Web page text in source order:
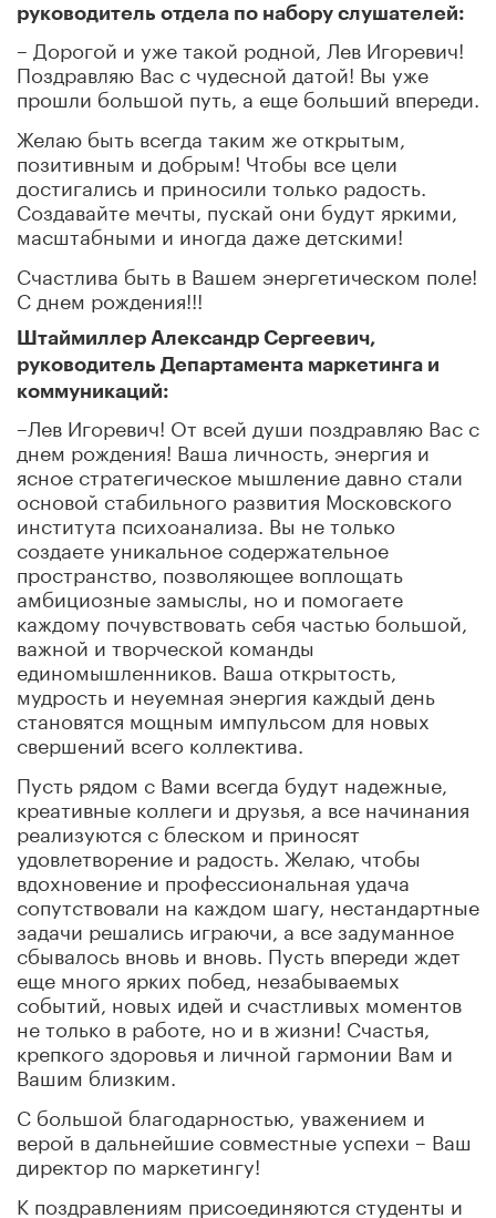
руководитель отдела по набору слушателей:
– Дорогой и уже такой родной, Лев Игоревич!
Поздравляю Вас с чудесной датой! Вы уже
прошли большой путь, а еще больший впереди.
Желаю быть всегда таким же открытым,
позитивным и добрым! Чтобы все цели
достигались и приносили только радость.
Создавайте мечты, пускай они будут яркими,
масштабными и иногда даже детскими!
Счастлива быть в Вашем энергетическом поле!
С днем рождения!!!
Штаймиллер Александр Сергеевич,
руководитель Департамента маркетинга и
коммуникаций:
–Лев Игоревич! От всей души поздравляю Вас с
днем рождения! Ваша личность, энергия и
ясное стратегическое мышление давно стали
основой стабильного развития Московского
института психоанализа. Вы не только
создаете уникальное содержательное
пространство, позволяющее воплощать
амбициозные замыслы, но и помогаете
каждому почувствовать себя частью большой,
важной и творческой команды
единомышленников. Ваша открытость,
мудрость и неуемная энергия каждый день
становятся мощным импульсом для новых
свершений всего коллектива.
Пусть рядом с Вами всегда будут надежные,
креативные коллеги и друзья, а все начинания
реализуются с блеском и приносят
удовлетворение и радость. Желаю, чтобы
вдохновение и профессиональная удача
сопутствовали на каждом шагу, нестандартные
задачи решались играючи, а все задуманное
сбывалось вновь и вновь. Пусть впереди ждет
еще много ярких побед, незабываемых
событий, новых идей и счастливых моментов
не только в работе, но и в жизни! Счастья,
крепкого здоровья и личной гармонии Вам и
Вашим близким.
С большой благодарностью, уважением и
верой в дальнейшие совместные успехи – Ваш
директор по маркетингу!
К поздравлениям присоединяются студенты и